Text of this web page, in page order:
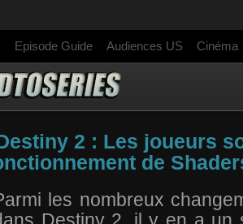
Episode Guide Audiences US Cinéma
2 : Les joueurs
de
les nombreux